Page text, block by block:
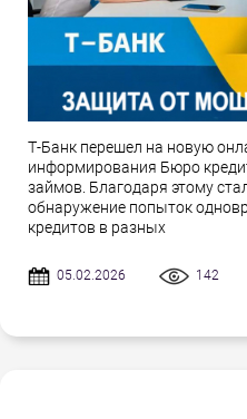
Т-Банк перешел на новую
информирования Бюро
займов. Благодаря этому
обнаружение попыток
кредитов в разных
05.02.2026 142